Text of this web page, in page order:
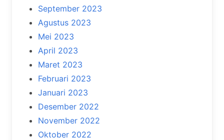
September 2023
Agustus 2023
Mei 2023
April 2023
Maret 2023
Februari 2023
Januari 2023
Desember 2022
November 2022
Oktober 2022